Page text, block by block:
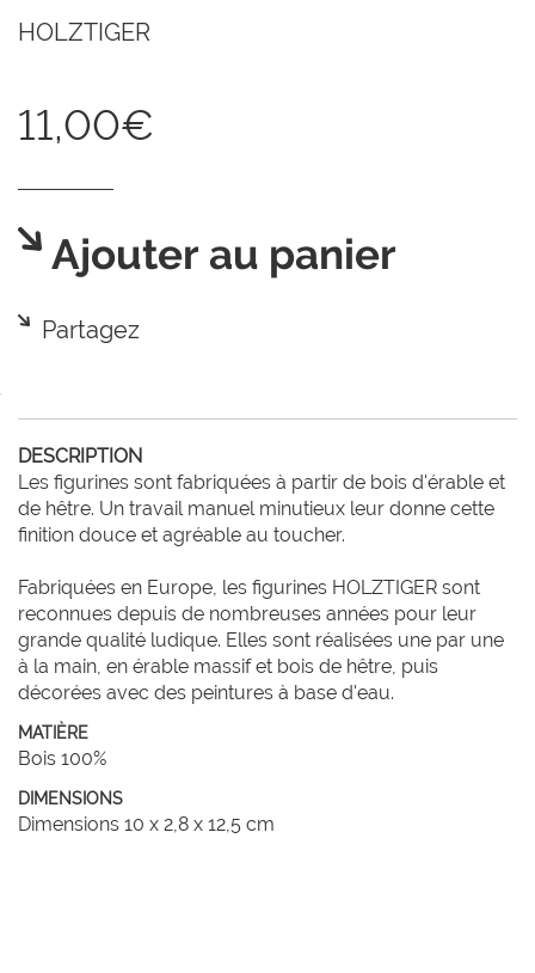
HOLZTIGER
11,00€
Ajouter au panier
Partagez
DESCRIPTION
Les figurines sont fabriquées à partir de bois d'érable et
de hêtre. Un travail manuel minutieux leur donne cette
finition douce et agréable au toucher.
Fabriquées en Europe, les figurines HOLZTIGER sont
reconnues depuis de nombreuses années pour leur
grande qualité ludique. Elles sont réalisées une par une
à la main, en érable massif et bois de hêtre, puis
décorées avec des peintures à base d'eau.
MATIÈRE
Bois 100%
DIMENSIONS
Dimensions 10 x 2,8 x 12,5 cm